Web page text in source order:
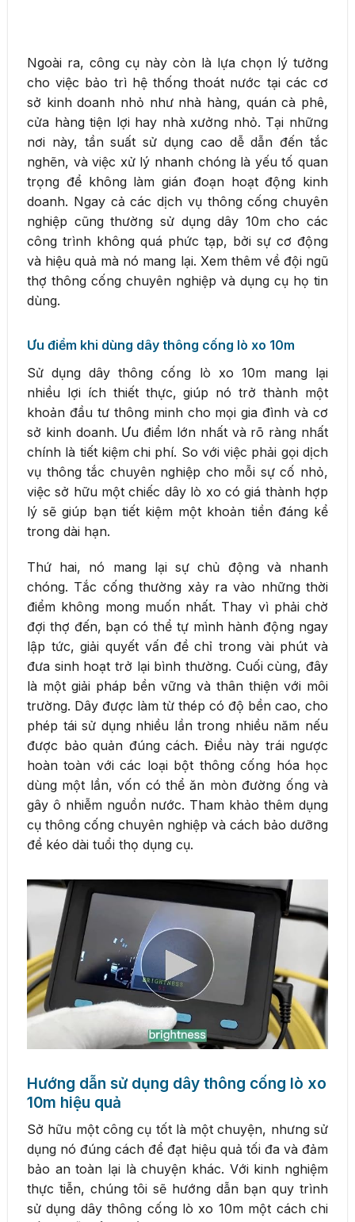
Ngoài ra, công cụ này còn là lựa chọn lý tưởng
cho việc bảo trì hệ thống thoát nước tại các cơ
sở kinh doanh nhỏ như nhà hàng, quán cà phê,
cửa hàng tiện lợi hay nhà xưởng nhỏ. Tại những
nơi này, tần suất sử dụng cao dễ dẫn đến tắc
nghẽn, và việc xử lý nhanh chóng là yếu tố quan
trọng để không làm gián đoạn hoạt động kinh
doanh. Ngay cả các dịch vụ thông cống chuyên
nghiệp cũng thường sử dụng dây 10m cho các
công trình không quá phức tạp, bởi sự cơ động
và hiệu quả mà nó mang lại. Xem thêm về đội ngũ
thợ thông cống chuyên nghiệp và dụng cụ họ tin
dùng.
Ưu điểm khi dùng dây thông cống lò xo 10m
Sử dụng dây thông cống lò xo 10m mang lại
nhiều lợi ích thiết thực, giúp nó trở thành một
khoản đầu tư thông minh cho mọi gia đình và cơ
sở kinh doanh. Ưu điểm lớn nhất và rõ ràng nhất
chính là tiết kiệm chi phí. So với việc phải gọi dịch
vụ thông tắc chuyên nghiệp cho mỗi sự cố nhỏ,
việc sở hữu một chiếc dây lò xo có giá thành hợp
lý sẽ giúp bạn tiết kiệm một khoản tiền đáng kể
trong dài hạn.
Thứ hai, nó mang lại sự chủ động và nhanh
chóng. Tắc cống thường xảy ra vào những thời
điểm không mong muốn nhất. Thay vì phải chờ
đợi thợ đến, bạn có thể tự mình hành động ngay
lập tức, giải quyết vấn đề chỉ trong vài phút và
đưa sinh hoạt trở lại bình thường. Cuối cùng, đây
là một giải pháp bền vững và thân thiện với môi
trường. Dây được làm từ thép có độ bền cao, cho
phép tái sử dụng nhiều lần trong nhiều năm nếu
được bảo quản đúng cách. Điều này trái ngược
hoàn toàn với các loại bột thông cống hóa học
dùng một lần, vốn có thể ăn mòn đường ống và
gây ô nhiễm nguồn nước. Tham khảo thêm dụng
cụ thông cống chuyên nghiệp và cách bảo dưỡng
để kéo dài tuổi thọ dụng cụ.
Hướng dẫn sử dụng dây thông cống lò xo
10m hiệu quả
Sở hữu một công cụ tốt là một chuyện, nhưng sử
dụng nó đúng cách để đạt hiệu quả tối đa và đảm
bảo an toàn lại là chuyện khác. Với kinh nghiệm
thực tiễn, chúng tôi sẽ hướng dẫn bạn quy trình
sử dụng dây thông cống lò xo 10m một cách chi